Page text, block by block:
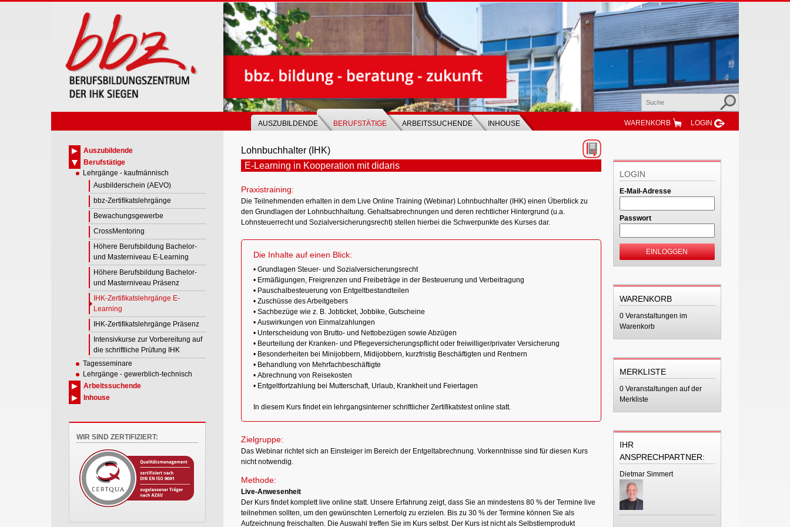
AUSZUBILDENDE BERUFSTÄTIGE ARBEITSSUCHENDE INHOUSE WARENKORB LOGIN
Lohnbuchhalter (IHK)
E-Learning in Kooperation mit didaris
Praxistraining:
Die Teilnehmenden erhalten in dem Live Online Training (Webinar) Lohnbuchhalter (IHK) einen Überblick zu
den Grundlagen der Lohnbuchhaltung. Gehaltsabrechnungen und deren rechtlicher Hintergrund (u.a.
Lohnsteuerrecht und Sozialversicherungsrecht) stellen hierbei die Schwerpunkte des Kurses dar.
Die Inhalte auf einen Blick:
• Grundlagen Steuer- und Sozialversicherungsrecht
• Ermäßigungen, Freigrenzen und Freibeträge in der Besteuerung und Verbeitragung
• Pauschalbesteuerung von Entgeltbestandteilen
• Zuschüsse des Arbeitgebers
• Sachbezüge wie z. B. Jobticket, Jobbike, Gutscheine
• Auswirkungen von Einmalzahlungen
• Unterscheidung von Brutto- und Nettobezügen sowie Abzügen
• Beurteilung der Kranken- und Pflegeversicherungspflicht oder freiwilliger/privater Versicherung
• Besonderheiten bei Minijobbern, Midijobbern, kurzfristig Beschäftigten und Rentnern
• Behandlung von Mehrfachbeschäftigte
• Abrechnung von Reisekosten
• Entgeltfortzahlung bei Mutterschaft, Urlaub, Krankheit und Feiertagen
In diesem Kurs findet ein lehrgangsinterner schriftlicher Zertifikatstest online statt.
Zielgruppe:
Das Webinar richtet sich an Einsteiger im Bereich der Entgeltabrechnung. Vorkenntnisse sind für diesen Kurs
nicht notwendig.
Methode:
Live-Anwesenheit
Der Kurs findet komplett live online statt. Unsere Erfahrung zeigt, dass Sie an mindestens 80 % der Termine live
teilnehmen sollten, um den gewünschten Lernerfolg zu erzielen. Bis zu 30 % der Termine können Sie als
Aufzeichnung freischalten. Die Auswahl treffen Sie im Kurs selbst. Der Kurs ist nicht als Selbstlernprodukt
LOGIN
E-Mail-Adresse
Passwort
EINLOGGEN
WARENKORB
0 Veranstaltungen im
Warenkorb
MERKLISTE
0 Veranstaltungen auf der
Merkliste
IHR
ANSPRECHPARTNER:
Dietmar Simmert
Auszubildende
Berufstätige
Lehrgänge - kaufmännisch
Ausbilderschein (AEVO)
bbz-Zertifikatslehrgänge
Bewachungsgewerbe
CrossMentoring
Höhere Berufsbildung Bachelor-
und Masterniveau E-Learning
Höhere Berufsbildung Bachelor-
und Masterniveau Präsenz
IHK-Zertifikatslehrgänge E-
Learning
IHK-Zertifikatslehrgänge Präsenz
Intensivkurse zur Vorbereitung auf
die schriftliche Prüfung IHK
Tagesseminare
Lehrgänge - gewerblich-technisch
Arbeitssuchende
Inhouse
WIR SIND ZERTIFIZIERT: